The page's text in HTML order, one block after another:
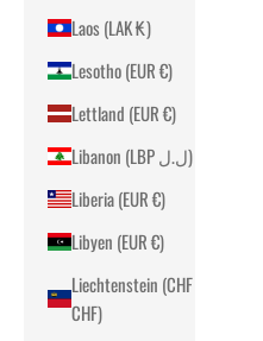
Laos (LAK ₭)
Lesotho (EUR €)
Lettland (EUR €)
Libanon (LBP ل.ل)
Liberia (EUR €)
Libyen (EUR €)
Liechtenstein (CHF
CHF)